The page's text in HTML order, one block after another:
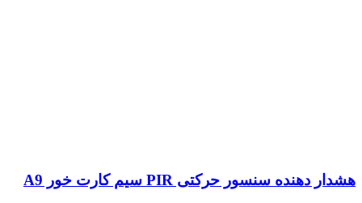
هشدار دهنده سنسور حرکتی PIR سیم کارت خور A9